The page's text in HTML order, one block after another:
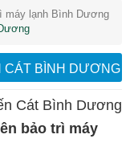
máy lạnh Bình Dương
CÁT BÌNH DƯƠNG
Cát Bình Dương
bảo trì máy